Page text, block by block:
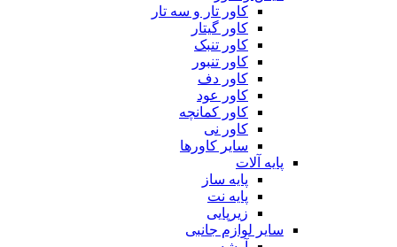
کاور تار و سه تار
کاور گیتار
کاور تنبک
کاور تنبور
کاور دف
کاور عود
کاور کمانچه
کاور نی
سایر کاورها
پایه آلات
پایه ساز
پایه نت
زیرپایی
سایر لوازم جانبی